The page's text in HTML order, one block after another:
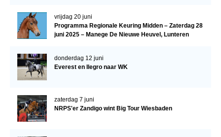
vrijdag 20 juni
Programma Regionale Keuring Midden – Zaterdag 28
juni 2025 – Manege De Nieuwe Heuvel, Lunteren
donderdag 12 juni
Everest en Ilegro naar WK
zaterdag 7 juni
NRPS'er Zandigo wint Big Tour Wiesbaden